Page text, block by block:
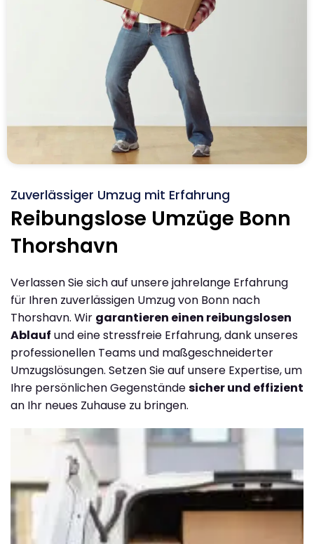
Zuverlässiger Umzug mit Erfahrung
Reibungslose Umzüge Bonn
Thorshavn
Verlassen Sie sich auf unsere jahrelange Erfahrung
für Ihren zuverlässigen Umzug von Bonn nach
Thorshavn. Wir garantieren einen reibungslosen
Ablauf und eine stressfreie Erfahrung, dank unseres
professionellen Teams und maßgeschneiderter
Umzugslösungen. Setzen Sie auf unsere Expertise, um
Ihre persönlichen Gegenständesicher und effizient
an Ihr neues Zuhause zu bringen.